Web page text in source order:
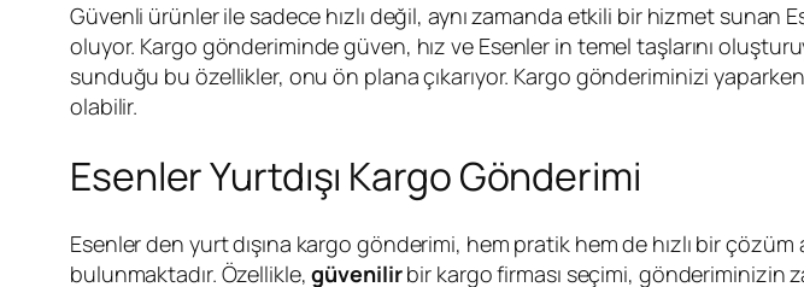
Güvenli ürünler ile sadece hızlı değil, aynı zamanda etkili bir hizmet sunan
oluyor. Kargo gönderiminde güven, hız ve Esenler in temel taşlarını
sunduğu bu özellikler, onu ön plana çıkarıyor. Kargo gönderiminizi
olabilir.
Esenler Yurtdışı Kargo Gönderimi
Esenler den yurt dışına kargo gönderimi, hem pratik hem de hızlı bir
bulunmaktadır. Özellikle,güvenilirbir kargo firması seçimi, gönderiminizin